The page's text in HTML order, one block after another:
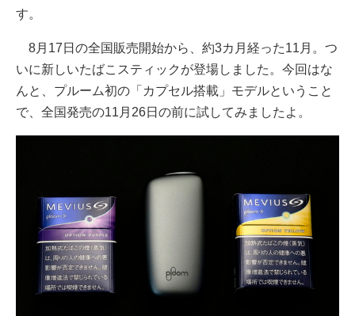
す。
8月17日の全国販売開始から、約3カ月経った11月。つ
いに新しいたばこスティックが登場しました。今回はな
んと、プルーム初の「カプセル搭載」モデルということ
で、全国発売の11月26日の前に試してみましたよ。